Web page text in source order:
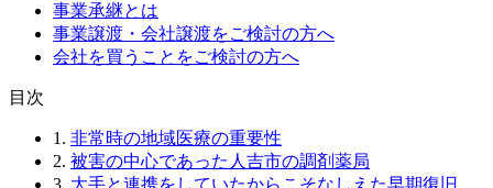
事業承継とは
事業譲渡・会社譲渡をご検討の方へ
会社を買うことをご検討の方へ
⽬次
1. 非常時の地域医療の重要性
2. 被害の中心であった人吉市の調剤薬局